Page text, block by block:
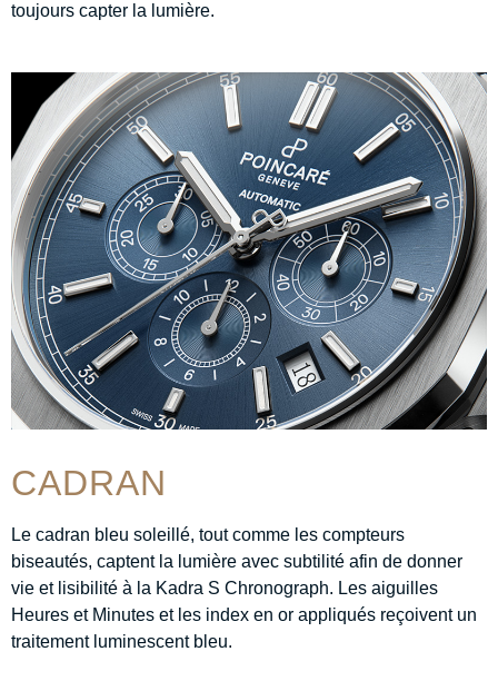
toujours capter la lumière.
CADRAN
Le cadran bleu soleillé, tout comme les compteurs
biseautés, captent la lumière avec subtilité afin de donner
vie et lisibilité à la Kadra S Chronograph. Les aiguilles
Heures et Minutes et les index en or appliqués reçoivent un
traitement luminescent bleu.